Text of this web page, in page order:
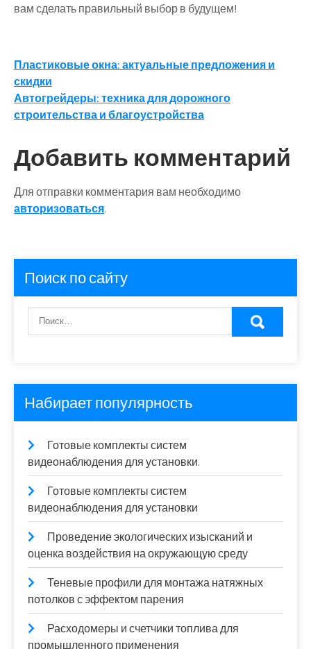
вам сделать правильный выбор в будущем!
Навигация
по
записям
Пластиковые окна: актуальные предложения и
скидки
Автогрейдеры: техника для дорожного
строительства и благоустройства
Добавить комментарий
Для отправки комментария вам необходимо
авторизоваться.
Поиск по сайту
Набирает популярность
Готовые комплекты систем
видеонаблюдения для установки.
Готовые комплекты систем
видеонаблюдения для установки
Проведение экологических изысканий и
оценка воздействия на окружающую среду
Теневые профили для монтажа натяжных
потолков с эффектом парения
Расходомеры и счетчики топлива для
промышленного применения